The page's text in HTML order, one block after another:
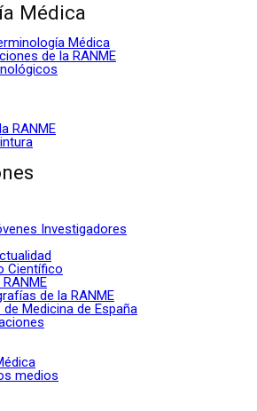
Médica
Médica
de la RANME
RANME
Investigadores
Científico
de la RANME
de Medicina de España
medios